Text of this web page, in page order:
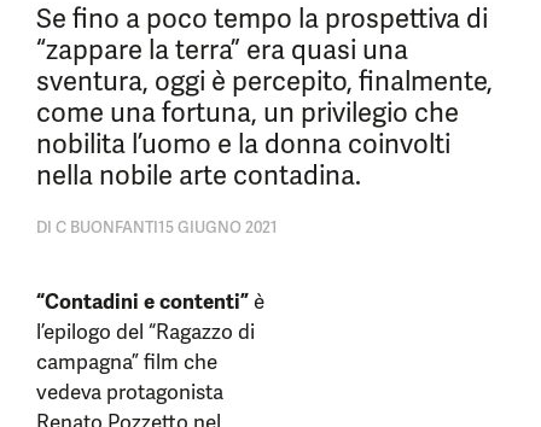
Se fino a poco tempo la prospettiva di
“zappare la terra” era quasi una
sventura, oggi è percepito, finalmente,
come una fortuna, un privilegio che
nobilita l’uomo e la donna coinvolti
nella nobile arte contadina.
DI C BUONFANTI15 GIUGNO 2021
“Contadini e contenti”è
l’epilogo del “Ragazzo di
campagna” film che
vedeva protagonista